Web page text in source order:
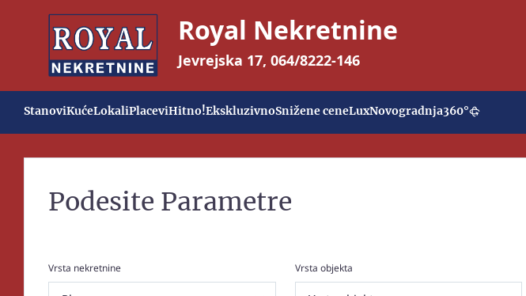
Royal Nekretnine
Jevrejska 17, 064/8222-146
StanoviKućeLokaliPlaceviHitno!EkskluzivnoSnižene ceneLuxNovogradnja360°
Podesite Parametre
Vrsta nekretnine Vrsta objekta